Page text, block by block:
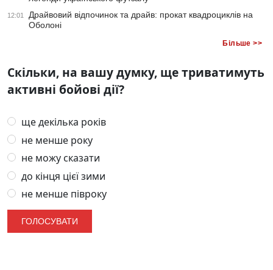
12:01
Драйвовий відпочинок та драйв: прокат квадроциклів на
Оболоні
Більше >>
Скільки, на вашу думку, ще триватимуть
активні бойові дії?
ще декілька років
не менше року
не можу сказати
до кінця цієї зими
не менше півроку